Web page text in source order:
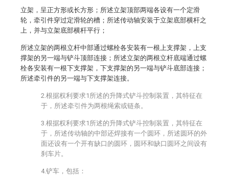
立架，呈正方形或长方形；所述立架顶部两端各设有一个定滑
轮，牵引件穿过定滑轮的槽；所述传动轴安装于立架底部横杆之
上，并与立架底部横杆平行；
所述立架的两根立杆中部通过螺栓各安装有一根上支撑架，上支
撑架的另一端与铲斗顶部连接；所述立架的两根立杆底端通过螺
栓各安装有一根下支撑架，下支撑架的另一端与铲斗底部连接；
所述牵引件的另一端与下支撑架连接。
2.根据权利要求1所述的升降式铲斗控制装置，其特征在
于，所述牵引件为两根绳索或链条。
3.根据权利要求1所述的升降式铲斗控制装置，其特征在
于，所述传动轴的中部还焊接有一个圆环，所述圆环的外
面还设有一个开有缺口的圆环，圆环和缺口圆环之间设有
刹车片。
4.铲车，包括：